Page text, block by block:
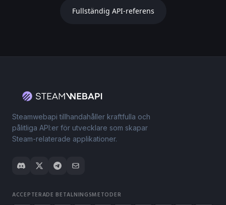
Fullständig API-referens
Steamwebapi tillhandahåller kraftfulla och
pålitliga API:er för utvecklare som skapar
Steam-relaterade applikationer.
ACCEPTERADE BETALNINGSMETODER